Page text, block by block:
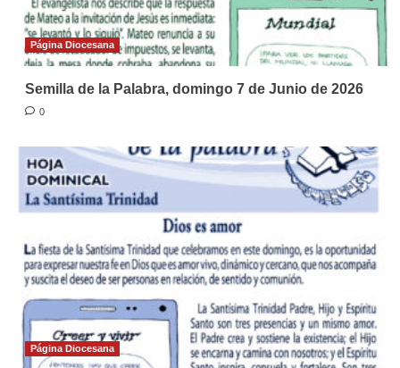
Página Diocesana
Semilla de la Palabra, domingo 7 de Junio de 2026
0
Página Diocesana